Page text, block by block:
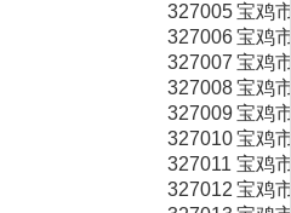
327005宝鸡
327006宝鸡
327007 宝鸡
327008宝鸡
327009宝鸡
327010宝鸡
327011 宝鸡
327012 宝鸡